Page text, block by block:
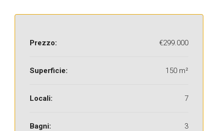
Prezzo: €299.000
Superficie: 150 m²
Locali: 7
Bagni: 3